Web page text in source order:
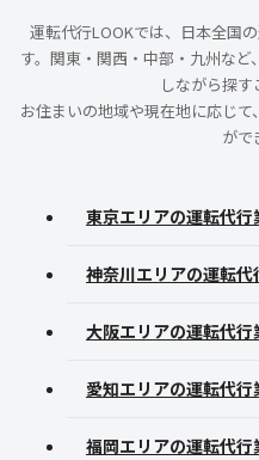
運転代行LOOKでは、日本全国
す。関東・関西・中部・九州な
しながら探す
お住まいの地域や現在地に応じ
がで
東京エリアの運転代
神奈川エリアの運転
大阪エリアの運転代
愛知エリアの運転代
福岡エリアの運転代